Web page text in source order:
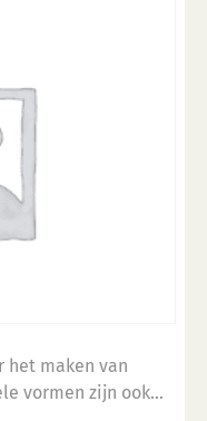
het maken van
vormen zijn ook